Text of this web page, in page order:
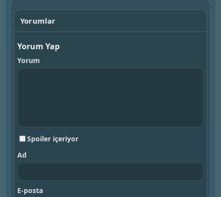
Yorumlar
Yorum Yap
Yorum
Spoiler içeriyor
Ad
E-posta